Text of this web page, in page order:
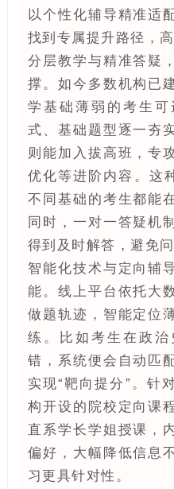
以个性化辅导精准适
找到专属提升路径，
分层教学与精准答疑
撑。如今多数机构已
学基础薄弱的考生
式、基础题型逐一夯
则能加入拔高班，专
优化等进阶内容。这
不同基础的考生都能
同时，一对一答疑机
得到及时解答，避免
智能化技术与定向辅
能。线上平台依托大
做题轨迹，智能定位
练。比如考生在政
错，系统便会自动匹
实现“靶向提分”。针
构开设的院校定向课
直系学长学姐授课，
偏好，大幅降低信息
习更具针对性。